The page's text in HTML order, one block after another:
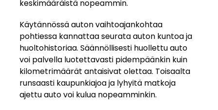
keskimääräistä nopeammin.
Käytännössä auton vaihtoajankohtaa
pohtiessa kannattaa seurata auton kuntoa ja
huoltohistoriaa. Säännöllisesti huollettu auto
voi palvella luotettavasti pidempäänkin kuin
kilometrimäärät antaisivat olettaa. Toisaalta
runsaasti kaupunkiajoa ja lyhyitä matkoja
ajettu auto voi kulua nopeamminkin.